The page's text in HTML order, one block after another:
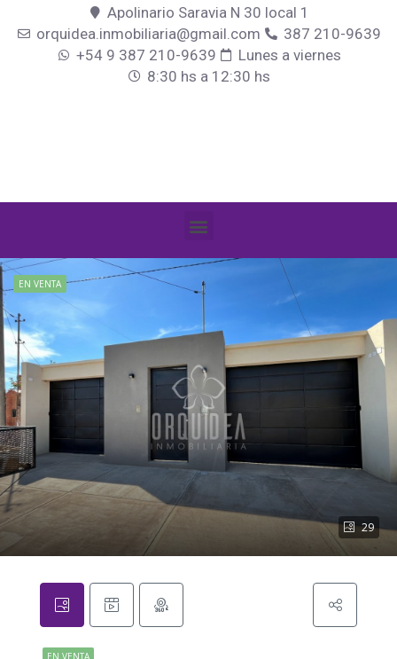
Apolinario Saravia N 30 local 1
orquidea.inmobiliaria@gmail.com
387 210-9639
+54 9 387 210-9639
Lunes a viernes
8:30 hs a 12:30 hs
29
EN VENTA
EN VENTA